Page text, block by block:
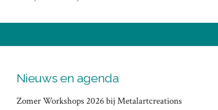
Nieuws en agenda
Zomer Workshops 2026 bij Metalartcreations